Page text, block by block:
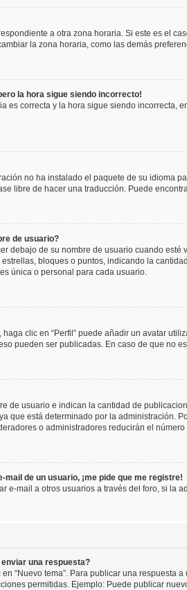
a otra zona horaria. Si este es el
la zona horaria, como las demás
la hora sigue siendo incorrecto!
es correcta y la hora sigue siendo incorrecta,
no ha instalado el paquete de su idioma
libre de hacer una traducción. Puede
de usuario?
debajo de su nombre de usuario cuando
bloques o puntos, indicando la
única o personal para cada usuario.
clic en “Perfil” puede añadir un avatar
pueden ser publicadas. En caso de que no
de usuario e indican la cantidad de
que está determinado por la administración.
o administradores reducirán el
de un usuario, ¡me pide que me registre!
e-mail a otros usuarios a través del foro, si la
una respuesta?
“Nuevo tema”. Para publicar una respuesta
permitidas. Ejemplo: Puede publicar